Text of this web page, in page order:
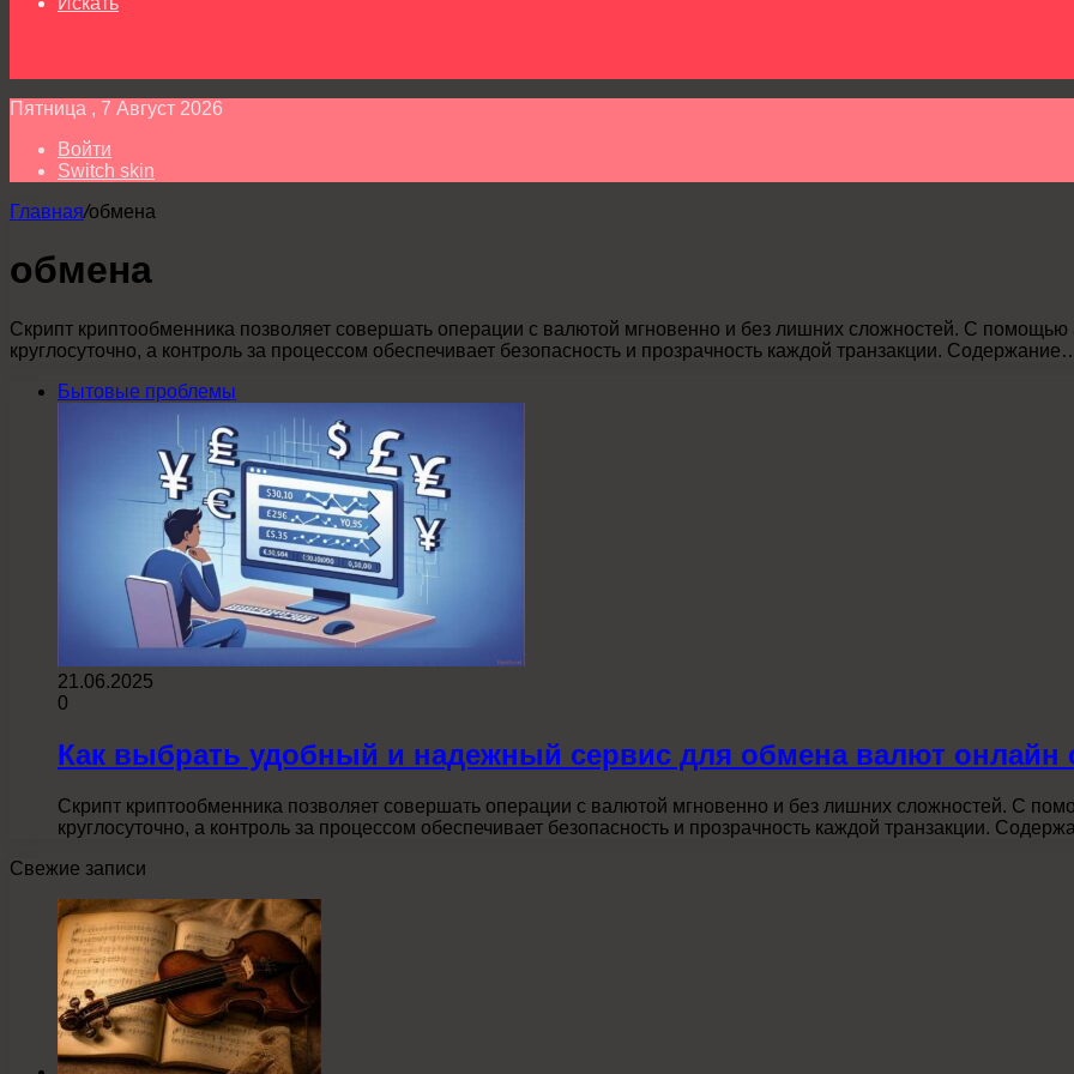
Пятница , 7 Август 2026
Войти
Switch skin
Главная/обмена
обмена
Скрипт криптообменника позволяет совершать операции с валютой мгновенно и без лишних сложностей. С
круглосуточно, а контроль за процессом обеспечивает безопасность и прозрачность каждой транзакции.
Бытовые проблемы
21.06.2025
0
Как выбрать удобный и надежный сервис для обмена валют
Скрипт криптообменника позволяет совершать операции с валютой мгновенно и без лишних сложностей. С
круглосуточно, а контроль за процессом обеспечивает безопасность и прозрачность каждой транзакции.
Свежие записи